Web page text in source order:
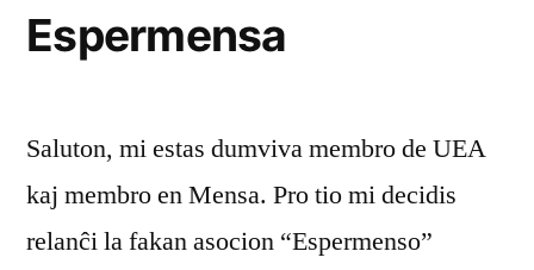
Espermensa
Saluton, mi estas dumviva membro de UEA
kaj membro en Mensa. Pro tio mi decidis
relanĉi la fakan asocion “Espermenso”